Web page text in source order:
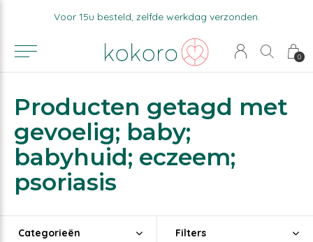
0
Voor 15u besteld, zelfde werkdag verzonden.
Producten getagd met
gevoelig; baby;
babyhuid; eczeem;
psoriasis
Categorieën Filters